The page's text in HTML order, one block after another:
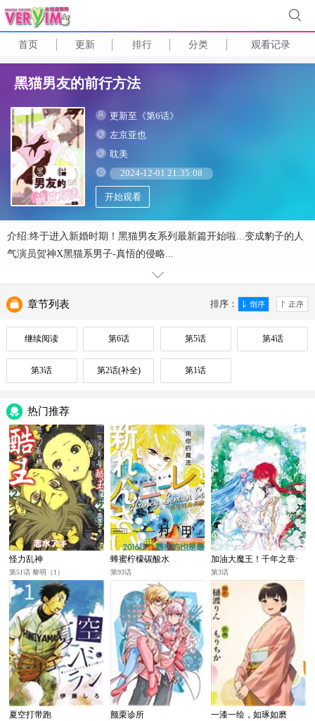
首页 更新 排行 分类 观看记录
黑猫男友的前行方法
更新至《第6话》
左京亚也
耽美
2024-12-01 21:35:08
开始观看
介绍:终于进入新婚时期！黑猫男友系列最新篇开始啦...变成豹子的人
气演员贺神X黑猫系男子-真悟的侵略...
排序：
章节列表
继续阅读 第6话 第5话 第4话
第3话 第2话(补全) 第1话
热门推荐
怪力乱神
第51话 黎明（1）
蜂蜜柠檬碳酸水
第93话
加油大魔王！千年之章·
飒
第3话
夏空打带跑 颤栗诊所 一漆一绘，如琢如磨